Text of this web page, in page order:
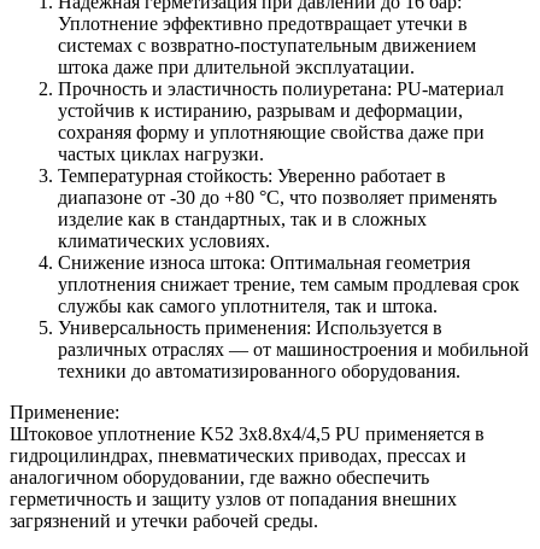
Уплотнение эффективно предотвращает утечки в
системах с возвратно-поступательным движением
штока даже при длительной эксплуатации.
Прочность и эластичность полиуретана: PU-материал
устойчив к истиранию, разрывам и деформации,
сохраняя форму и уплотняющие свойства даже при
частых циклах нагрузки.
Температурная стойкость: Уверенно работает в
диапазоне от -30 до +80 °C, что позволяет применять
изделие как в стандартных, так и в сложных
климатических условиях.
Снижение износа штока: Оптимальная геометрия
уплотнения снижает трение, тем самым продлевая срок
службы как самого уплотнителя, так и штока.
Универсальность применения: Используется в
различных отраслях — от машиностроения и мобильной
техники до автоматизированного оборудования.
Применение:
Штоковое уплотнение K52 3x8.8x4/4,5 PU применяется в
гидроцилиндрах, пневматических приводах, прессах и
аналогичном оборудовании, где важно обеспечить
герметичность и защиту узлов от попадания внешних
загрязнений и утечки рабочей среды.